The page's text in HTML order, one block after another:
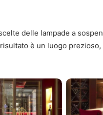
delle lampade a
è un luogo prezioso,